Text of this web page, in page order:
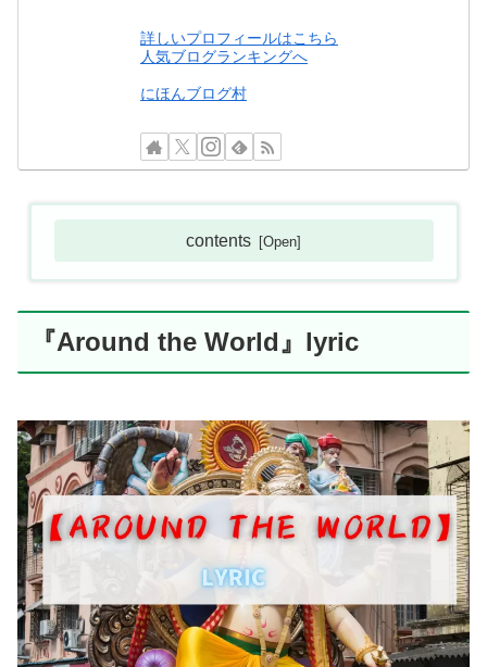
詳しいプロフィールはこちら
人気ブログランキングへ
にほんブログ村
contents
『Around the World』lyric